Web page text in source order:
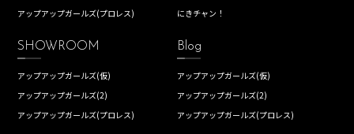
アップアップガールズ(プロレス)
にきチャン！
SHOWROOM
アップアップガールズ(仮)
アップアップガールズ(2)
アップアップガールズ(プロレス)
Blog
アップアップガールズ(仮)
アップアップガールズ(2)
アップアップガールズ(プロレス)